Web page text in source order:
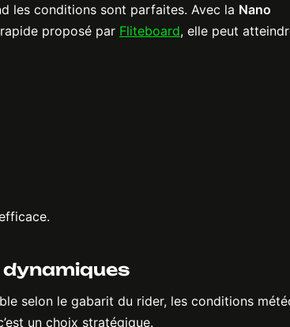
les conditions sont parfaites. Avec la Nano
proposé par Fliteboard, elle peut
dynamiques
selon le gabarit du rider, les conditions
un choix stratégique.